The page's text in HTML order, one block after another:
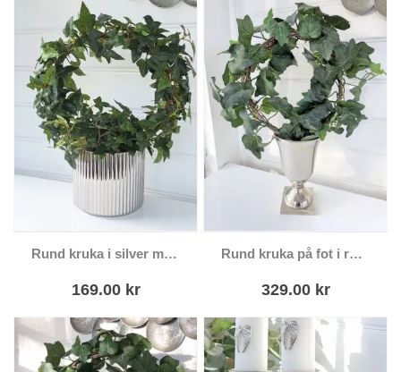
Rund kruka i silver med ränder
169.00 kr
Rund kruka på fot i ruff silver
329.00 kr